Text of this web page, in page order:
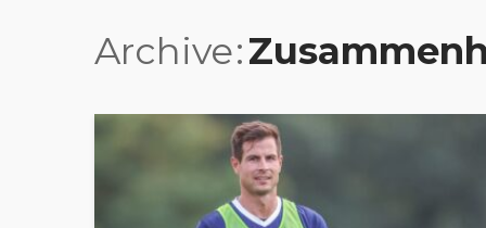
Archive